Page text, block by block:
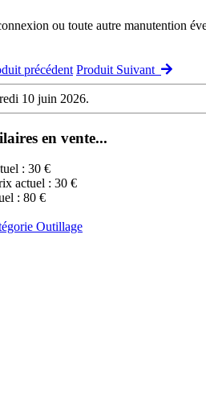
ou toute autre manutention
précédent Produit Suivant
10 juin 2026.
en vente...
: 30 €
actuel : 30 €
: 80 €
Outillage